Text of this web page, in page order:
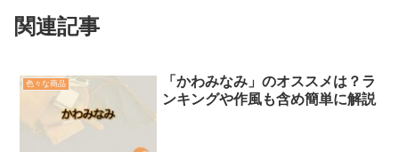
関連記事
色々な商品
「かわみなみ」のオススメは？ラ
ンキングや作風も含め簡単に解説